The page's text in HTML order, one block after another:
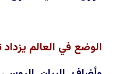
الوضع في العالم يزداد